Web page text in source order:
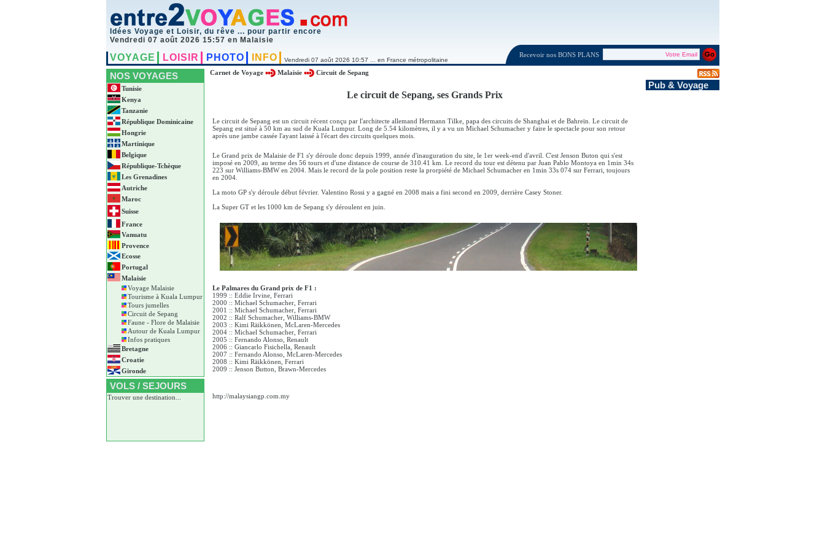
Idées Voyage et Loisir, du rêve ... pour partir encore
Vendredi 07 août 2026 15:57 en Malaisie
VOYAGE LOISIR PHOTO INFO Vendredi 07 août 2026 10:57 ... en France métropolitaine
Recevoir nos BONS PLANS
NOS VOYAGES
Tunisie
Kenya
Tanzanie
République Dominicaine
Hongrie
Martinique
Belgique
République-Tchèque
Les Grenadines
Autriche
Maroc
Suisse
France
Vanuatu
Provence
Ecosse
Portugal
Malaisie
Voyage Malaisie
Tourisme à Kuala Lumpur
Tours jumelles
Circuit de Sepang
Faune - Flore de Malaisie
Autour de Kuala Lumpur
Infos pratiques
Bretagne
Croatie
Gironde
VOLS / SEJOURS
Trouver une destination...
Carnet de Voyage Malaisie Circuit de Sepang
Le circuit de Sepang, ses Grands Prix
Le circuit de Sepang est un circuit récent conçu par l'architecte allemand Hermann Tilke, papa des circuits de Shanghai et de Bahreïn. Le circuit de
Sepang est situé à 50 km au sud de Kuala Lumpur. Long de 5.54 kilomètres, il y a vu un Michael Schumacher y faire le spectacle pour son retour
après une jambe cassée l'ayant laissé à l'écart des circuits quelques mois.
Le Grand prix de Malaisie de F1 s'y déroule donc depuis 1999, année d'inauguration du site, le 1er week-end d'avril. C'est Jenson Buton qui s'est
imposé en 2009, au terme des 56 tours et d'une distance de course de 310.41 km. Le record du tour est détenu par Juan Pablo Montoya en 1min 34s
223 sur Williams-BMW en 2004. Mais le record de la pole position reste la prorpiété de Michael Schumacher en 1min 33s 074 sur Ferrari, toujours
en 2004.
La moto GP s'y déroule début février. Valentino Rossi y a gagné en 2008 mais a fini second en 2009, derrière Casey Stoner.
La Super GT et les 1000 km de Sepang s'y déroulent en juin.
Le Palmares du Grand prix de F1 :
1999 :: Eddie Irvine, Ferrari
2000 :: Michael Schumacher, Ferrari
2001 :: Michael Schumacher, Ferrari
2002 :: Ralf Schumacher, Williams-BMW
2003 :: Kimi Räikkönen, McLaren-Mercedes
2004 :: Michael Schumacher, Ferrari
2005 :: Fernando Alonso, Renault
2006 :: Giancarlo Fisichella, Renault
2007 :: Fernando Alonso, McLaren-Mercedes
2008 :: Kimi Räikkönen, Ferrari
2009 :: Jenson Button, Brawn-Mercedes
http://malaysiangp.com.my
Pub & Voyage